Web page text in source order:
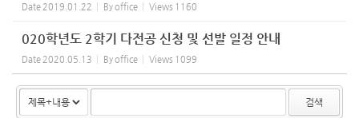
Date 2019.01.22 Byoffice Views 1160
020학년도 2학기 다전공 신청 및 선발 일정 안내
Date 2020.05.13 Byoffice Views 1099
검색